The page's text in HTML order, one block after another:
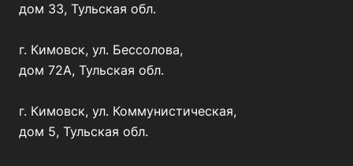
дом 33, Тульская обл.
г. Кимовск, ул. Бессолова,
дом 72А, Тульская обл.
г. Кимовск, ул. Коммунистическая,
дом 5, Тульская обл.